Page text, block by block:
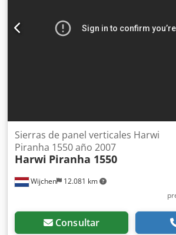
Wijchen 12.081 km
Sierras de panel verticales Harwi
Piranha 1550 año 2007
Harwi Piranha 1550
Consultar